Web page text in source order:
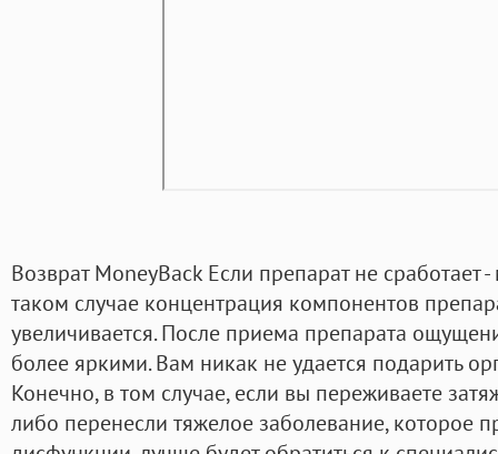
Возврат MoneyBack Если препарат не
таком случае концентрация компонентов
увеличивается. После приема препарата
более яркими. Вам никак не удается подарить
Конечно, в том случае, если вы переживаете
либо перенесли тяжелое заболевание, которое